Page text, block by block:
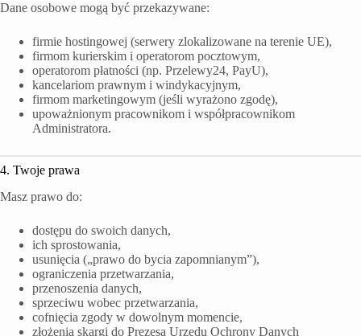
Dane osobowe mogą być przekazywane:
firmie hostingowej (serwery zlokalizowane na terenie UE),
firmom kurierskim i operatorom pocztowym,
operatorom płatności (np. Przelewy24, PayU),
kancelariom prawnym i windykacyjnym,
firmom marketingowym (jeśli wyrażono zgodę),
upoważnionym pracownikom i współpracownikom
Administratora.
4. Twoje prawa
Masz prawo do:
dostępu do swoich danych,
ich sprostowania,
usunięcia („prawo do bycia zapomnianym”),
ograniczenia przetwarzania,
przenoszenia danych,
sprzeciwu wobec przetwarzania,
cofnięcia zgody w dowolnym momencie,
złożenia skargi do Prezesa Urzędu Ochrony Danych